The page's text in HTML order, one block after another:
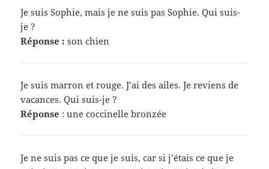
Je suis Sophie, mais je ne suis pas Sophie. Qui suis-
je ?
Réponse : son chien
Je suis marron et rouge. J’ai des ailes. Je reviens de
vacances. Qui suis-je ?
Réponse : une coccinelle bronzée
Je ne suis pas ce que je suis, car si j’étais ce que je